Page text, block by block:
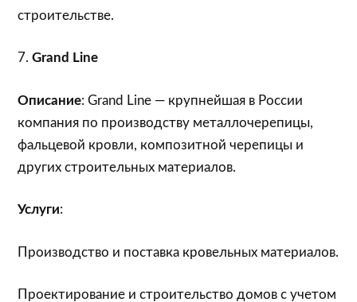
строительстве.
7.Grand Line
Описание: Grand Line — крупнейшая в России
компания по производству металлочерепицы,
фальцевой кровли, композитной черепицы и
других строительных материалов.
Услуги:
Производство и поставка кровельных материалов.
Проектирование и строительство домов с учетом